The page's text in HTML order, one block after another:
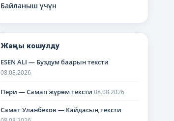
Байланыш үчүн
Жаңы кошулду
ESEN ALI — Буздум баарын тексти
08.08.2026
Пери — Самап жүрөм тексти 08.08.2026
Самат Уланбеков — Кайдасың тексти